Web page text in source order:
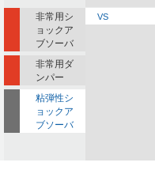
非常用シ
ョックア
ブソーバ
非常用ダ
ンパー
粘弾性シ
ョックア
ブソーバ
VS